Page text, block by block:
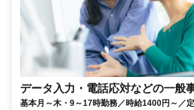
データ入力・電話応対などの一般
基本月～木・9～17時勤務／時給1400円～／定